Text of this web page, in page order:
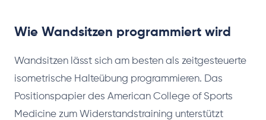
Wie Wandsitzen programmiert wird
Wandsitzen lässt sich am besten als zeitgesteuerte
isometrische Halteübung programmieren. Das
Positionspapier des American College of Sports
Medicine zum Widerstandstraining unterstützt